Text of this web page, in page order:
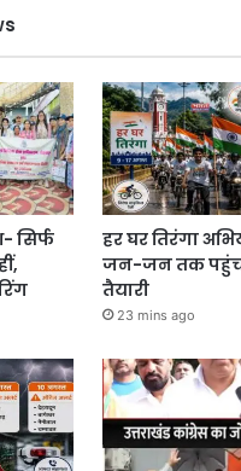
सिर्फ
हर घर तिरंगा
जन-जन तक
तैयारी
23 mins ago